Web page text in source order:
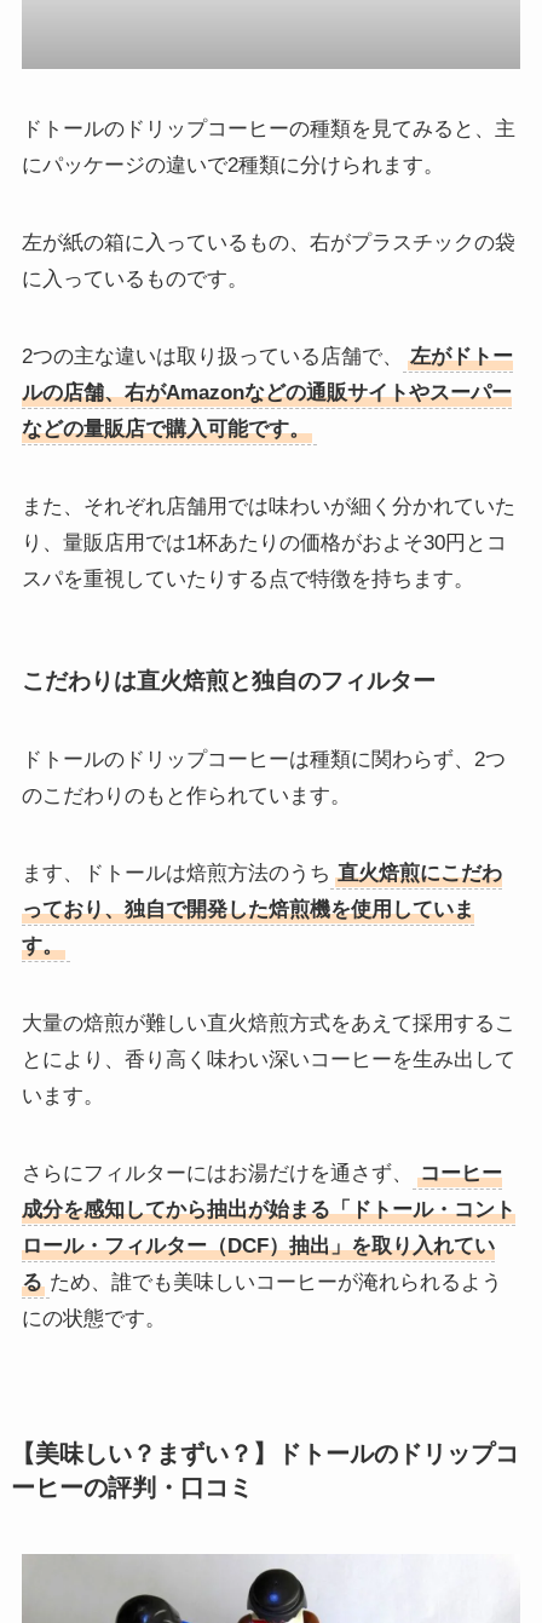
ドトールのドリップコーヒーの種類を見てみると、主
にパッケージの違いで2種類に分けられます。
左が紙の箱に入っているもの、右がプラスチックの袋
に入っているものです。
2つの主な違いは取り扱っている店舗で、
左がドトー
ルの店舗、右がAmazonなどの通販サイトやスーパー
などの量販店で購入可能です。
また、それぞれ店舗用では味わいが細く分かれていた
り、量販店用では1杯あたりの価格がおよそ30円とコ
スパを重視していたりする点で特徴を持ちます。
こだわりは直火焙煎と独自のフィルター
ドトールのドリップコーヒーは種類に関わらず、2つ
のこだわりのもと作られています。
ます、ドトールは焙煎方法のうち 直火焙煎にこだわ
っており、独自で開発した焙煎機を使用していま
す。
大量の焙煎が難しい直火焙煎方式をあえて採用するこ
とにより、香り高く味わい深いコーヒーを生み出して
います。
さらにフィルターにはお湯だけを通さず、
コーヒー
成分を感知してから抽出が始まる「ドトール・コント
ロール・フィルター（DCF）抽出」を取り入れてい
る ため、誰でも美味しいコーヒーが淹れられるよう
にの状態です。
【美味しい？まずい？】ドトールのドリップコ
ーヒーの評判・口コミ